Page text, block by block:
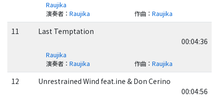
Raujika
演奏者： Raujika 作曲： Raujika
11
Last Temptation
00:04:36
Raujika
演奏者： Raujika 作曲： Raujika
12
Unrestrained Wind feat.ine & Don Cerino
00:04:56